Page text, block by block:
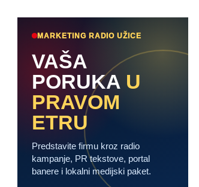
MARKETING RADIO UŽICE
VAŠA
PORUKA U
PRAVOM
ETRU
Predstavite firmu kroz radio
kampanje, PR tekstove, portal
banere i lokalni medijski paket.